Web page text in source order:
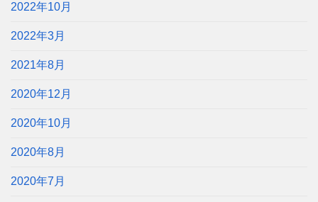
2022年10月
2022年3月
2021年8月
2020年12月
2020年10月
2020年8月
2020年7月